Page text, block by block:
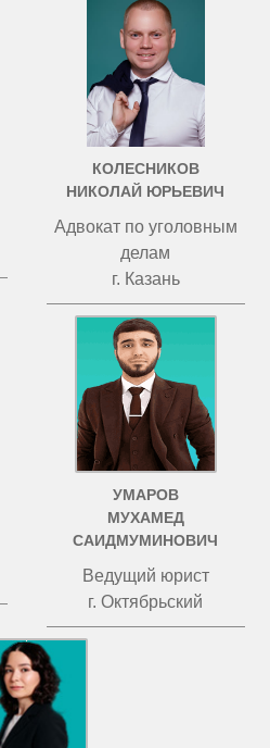
КОЛЕСНИКОВ
НИКОЛАЙ ЮРЬЕВИЧ
Адвокат по уголовным
делам
г. Казань
УМАРОВ
МУХАМЕД
САИДМУМИНОВИЧ
Ведущий юрист
г. Октябрьский